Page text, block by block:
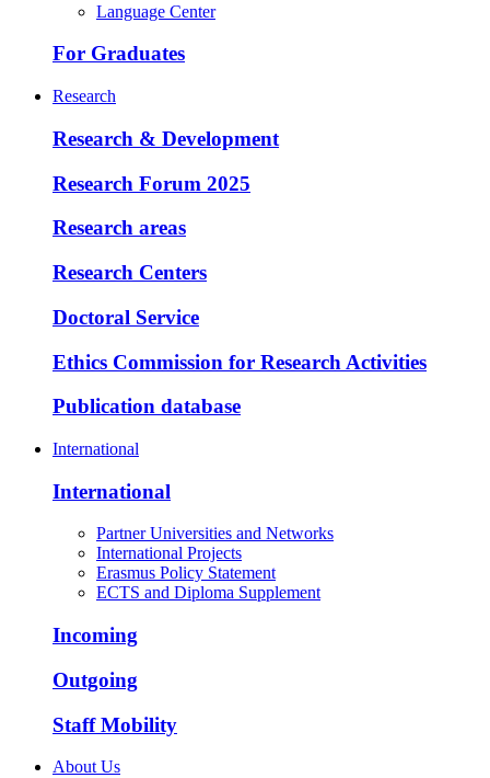
Language Center
For Graduates
Research
Research & Development
Research Forum 2025
Research areas
Research Centers
Doctoral Service
Ethics Commission for Research Activities
Publication database
International
International
Partner Universities and Networks
International Projects
Erasmus Policy Statement
ECTS and Diploma Supplement
Incoming
Outgoing
Staff Mobility
About Us